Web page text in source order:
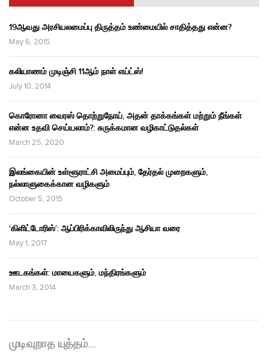
19ஆவது அரசியலமைப்பு திருத்தம் உண்மையில் சாதித்தது என்ன?
May 6, 2015
கலியாணம் முடிஞ்சி 11ஆம் நாள் எய்ட்ஸ்!
July 10, 2014
கொரோனா வைரஸ் தொற்றுநோய், அதன் தாக்கங்கள் மற்றும் நீங்கள்
என்ன உதவி செய்யலாம்?: சுருக்கமான வழிகாட்டுதல்கள்
March 25, 2020
இலங்கையின் உள்ளூராட்சி அமைப்பும், தேர்தல் முறைகளும்,
நல்லாளுகைக்கான வழிகளும்
October 5, 2015
‘கிளிட்டோரிஸ்’: ஆப்பிரிக்காவிலிருந்து ஆசியா வரை
May 1, 2017
ஊடகங்கள்: மாயைகளும், மந்திரங்களும்
March 3, 2014
முடிவுறாத யுத்தம்…